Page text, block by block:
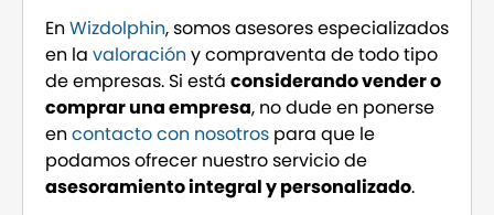
EnWizdolphin, somos asesores especializados
en la valoración y compraventa de todo tipo
de empresas. Si está considerando vender o
comprar una empresa, no dude en ponerse
encontacto con nosotros para que le
podamos ofrecer nuestro servicio de
asesoramiento integral y personalizado.